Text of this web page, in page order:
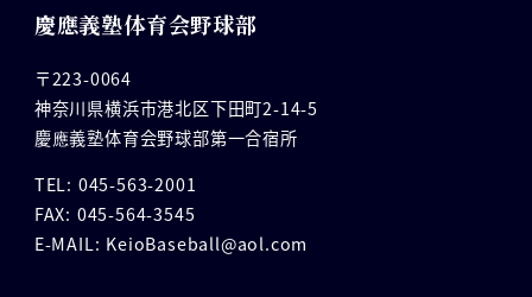
慶應義塾体育会野球部
〒223-0064
神奈川県横浜市港北区下田町2-14-5
慶應義塾体育会野球部第一合宿所
TEL: 045-563-2001
FAX: 045-564-3545
E-MAIL: KeioBaseball@aol.com